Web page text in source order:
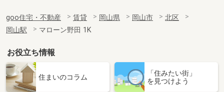
goo住宅・不動産 賃貸 岡山県 岡山市
北区
岡山駅
マローン野田 1K
お役立ち情報
住まいのコラム
「住みたい街」
を見つけよう